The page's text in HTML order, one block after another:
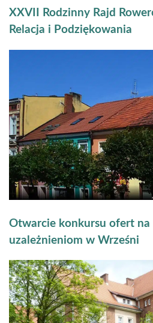
XXVII Rodzinny Rajd
Relacja i Podziękowania
Otwarcie konkursu ofert na
uzależnieniom w Wrześni